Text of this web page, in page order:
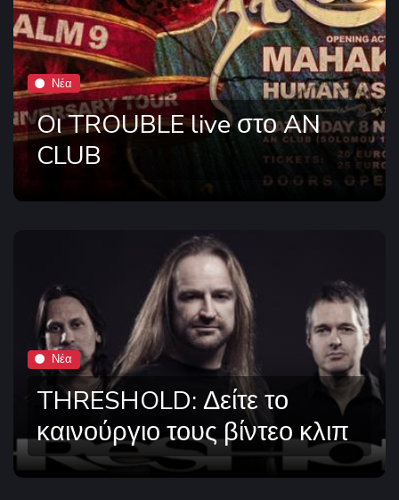
Νέα
Oι TROUBLE live στο AN
CLUB
Νέα
THRESHOLD: Δείτε το
καινούργιο τους βίντεο κλιπ